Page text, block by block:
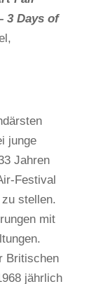
3 Days of
junge
Jahren
Festival
stellen.
mit
Britischen
jährlich